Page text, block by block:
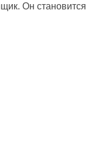
Он становится